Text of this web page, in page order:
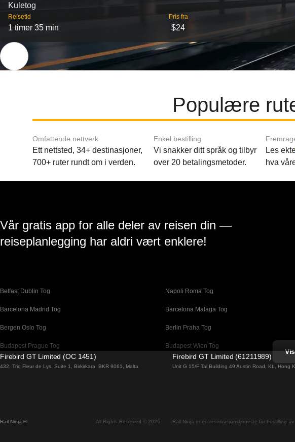
Kuletog
Reisetid
1 timer 35 min
Pris fra
$24
Populære
Omfattende nettverk
Ett nettsted, 34+ destinasjoner,
700+ ruter rundt om i verden.
Enkel bestilling
Vi snakker ditt språk og tilbyr
over 20 betalingsmetoder.
Les
hva
Vår gratis app for alle deler av reisen din —
reiseplanlegging har aldri vært enklere!
Belfast Dublin Tog Napoli Roma Tog
Barcelona Madrid Tog Barcelona Malaga Tog
Bergen Oslo Tog Berlin Praha Tog
Budapest Prague Tog Budapest Wien Tog
Canberra Sydney Tog Changwon Seoul Tog
Faro Lisboa Tog Faro Porto Tog
Firebird GT Limited (OC 1451)
432, Triq Fleur de Lys, Suite 1, Birkirkara, BKR 9061, Malta
Firebird GT Limited (61211989)
Unit G 15/F Tal Building 49 Austin Road, KL, Hong
Rail Ninja ® All Rights Reserved © 2026 Rail Ninja er en reservasjons­tjeneste for bestilling